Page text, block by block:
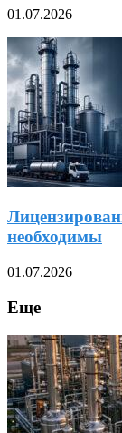
01.07.2026
необходимы
01.07.2026
Еще